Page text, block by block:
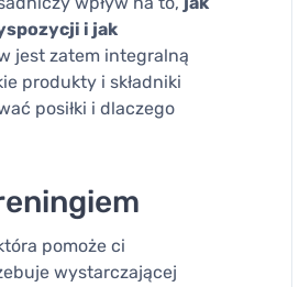
i jak
jest zatem integralną
produkty i składniki
posiłki i dlaczego
pomoże ci
wystarczającej